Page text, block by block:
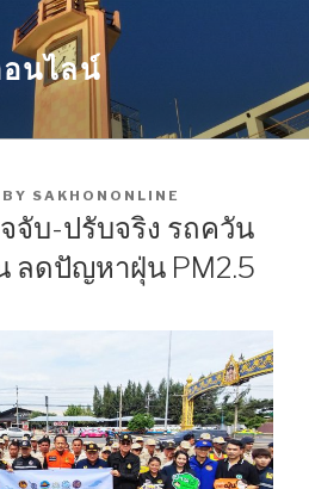
นไลน์
BY SAKHONONLINE
จับ-ปรับจริง รถควัน
ลดปัญหาฝุ่น PM2.5